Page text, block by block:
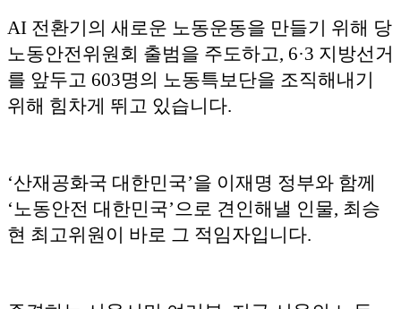
AI 전환기의 새로운 노동운동을 만들기 위해 당
노동안전위원회 출범을 주도하고, 6·3 지방선거
를 앞두고 603명의 노동특보단을 조직해내기
위해 힘차게 뛰고 있습니다.
‘산재공화국 대한민국’을 이재명 정부와 함께
‘노동안전 대한민국’으로 견인해낼 인물, 최승
현 최고위원이 바로 그 적임자입니다.